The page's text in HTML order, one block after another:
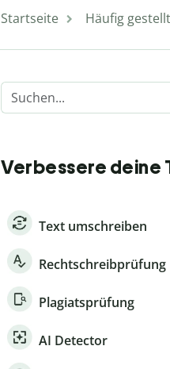
Startseite Häufig
Verbessere deine
Text umschreiben
Rechtschreibprüfung
Plagiatsprüfung
AI Detector